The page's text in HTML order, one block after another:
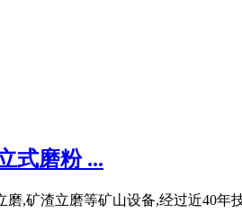
式磨粉 ...
,矿渣立磨等矿山设备,经过近40